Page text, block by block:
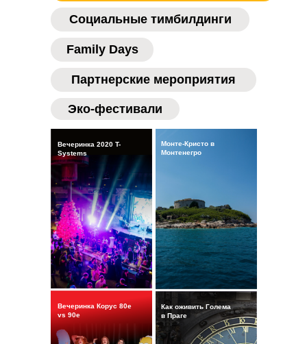
Вечеринка 2020 T-
Systems
Вечеринка Корус 80е
vs 90е
Социальные тимбилдинги
Family Days
Эко-фестивали
Партнерские мероприятия
Монте-Кристо в
Монтенегро
Как оживить Голема
в Праге